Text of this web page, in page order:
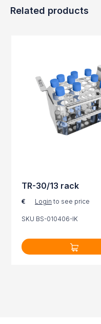
Related products
TR-30/13 rack
€ Login to see price
SKU BS-010406-IK